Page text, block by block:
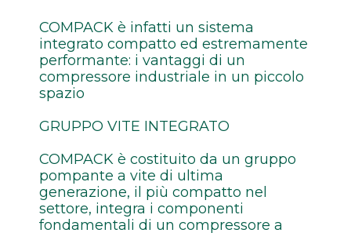
COMPACK è infatti un sistema
integrato compatto ed estremamente
performante: i vantaggi di un
compressore industriale in un piccolo
spazio
GRUPPO VITE INTEGRATO
COMPACK è costituito da un gruppo
pompante a vite di ultima
generazione, il più compatto nel
settore, integra i componenti
fondamentali di un compressore a